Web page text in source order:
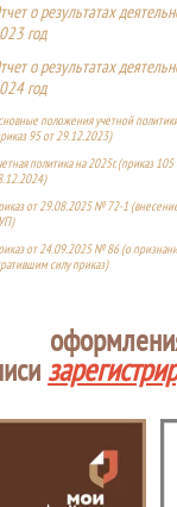
о результатах
год
о результатах
год
положения учетной
95 от 29.12.2023)
политика на 2025г. (приказ 105
от 29.08.2025 № 72-1
от 24.09.2025 № 86 (о
силу приказ)